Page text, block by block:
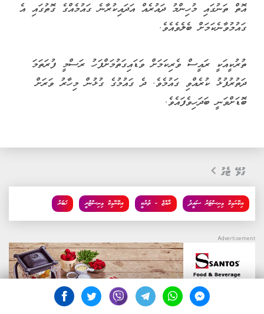
އޮތް ތަނުގައި މުހިންމު ދައުރެއް އަދައިކުރާނެ ގައުމެއްގެ ގޮތުގައި އެ
ގައުމުވާނެކަމަށް ބެލެވެއެވެ.
ތުރުކީއަކީ ރައީސް ވެރިކަމަށް ވަޑައިގަތުމަށްފަހު ރަސްމީ ފުރަތަމަ
ދަތުރުފުޅު ކުރެއްވި ގައުމެވެ. ދެ ގައުމުގެ ގުޅުން މިހާރު ވަރަށް
ބޮޑަށްވަނީ ބަދަހިވެފައެވެ.
ގުޅޭ ޓެގު
ޚަބަރު އިކޮނޮމިކް މިނިސްޓްރީ ރާއްޖެ - ތުރުކީ އިކޮނަމިކް މިނިސްޓަރު ސައީދު